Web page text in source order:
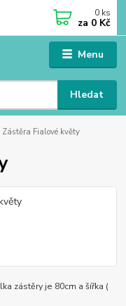
Menu
Hledat
0 ks
za 0 Kč
Zástěra Fialové květy
zástěry je 80cm a šířka (